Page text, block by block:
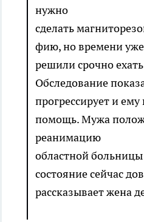
нужно
сделать
фию, но времени
решили срочно
Обследование
прогрессирует и
помощь. Мужа
реанимацию
областной
состояние сейчас
рассказывает жена